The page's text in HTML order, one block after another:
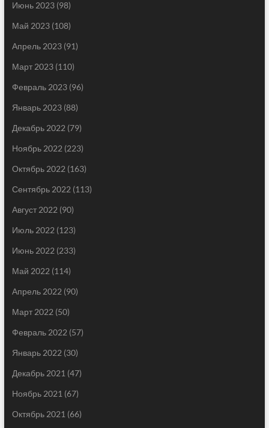
Июнь 2023(98)
Май 2023(108)
Апрель 2023(91)
Март 2023(110)
Февраль 2023(96)
Январь 2023(88)
Декабрь 2022 (79)
Ноябрь 2022 (223)
Октябрь 2022 (163)
Сентябрь 2022 (113)
Август 2022 (90)
Июль 2022 (123)
Июнь 2022 (233)
Май 2022 (114)
Апрель 2022 (90)
Март 2022 (50)
Февраль 2022 (57)
Январь 2022 (30)
Декабрь 2021 (47)
Ноябрь 2021 (67)
Октябрь 2021 (66)